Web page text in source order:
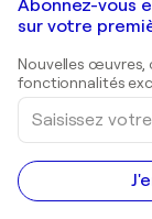
Shepard Fairey
Peintures de
Estampes
Peintures
Galeries d'art en
Galeries d'art
Abonnez-vous
sur votre
Nouvelles œuvres,
fonctionnalités
Saisissez
votre
adresse
e-
mail